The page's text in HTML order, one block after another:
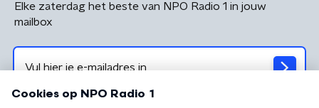
Elke zaterdag het beste van NPO Radio 1 in jouw
mailbox